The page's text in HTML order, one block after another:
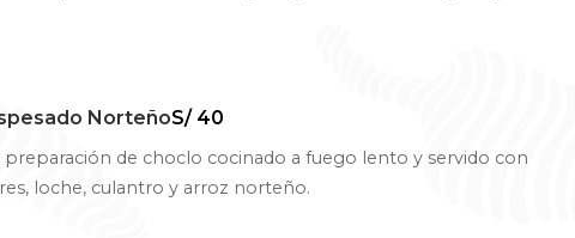
NorteñoS/ 40
preparación de choclo cocinado a fuego lento y servido con
loche, culantro y arroz norteño.